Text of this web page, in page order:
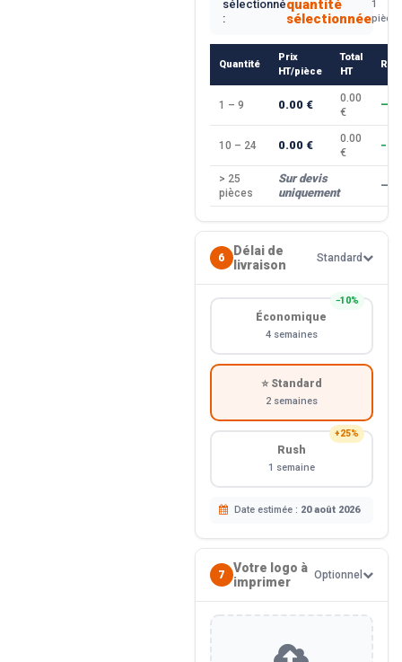
sélectionné
:
quantité
sélectionnée
1
pièce
Quantité
Prix
HT/pièce
Total
HT
1 – 9 0.00 €
0.00
€
—
10 – 24 0.00 €
0.00
€
> 25
pièces
Sur devis
uniquement
—
6
Délai de
livraison
Standard
−10%
Économique
4 semaines
⭐ Standard
2 semaines
+25%
Rush
1 semaine
Date estimée : 20 août 2026
7
Votre logo à
imprimer
Optionnel